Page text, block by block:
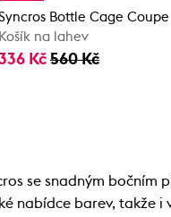
Bottle Cage Coupe
Košík na lahev
336 Kč 560 Kč
se snadným
nabídce barev, takže